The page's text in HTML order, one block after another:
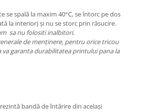
se spală la maxim 40°C, se întorc pe dos
la interior) și nu se storc prin răsucire.
sa nu folositi inalbitori.
de menținere, pentru orice tricou
va garanta durabilitatea printului pana la
bandă de întărire din același